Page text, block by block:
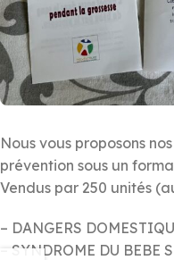
Nous vous proposons
prévention sous un
Vendus par 250 unités
– DANGERS
– SYNDROME DU BEBE